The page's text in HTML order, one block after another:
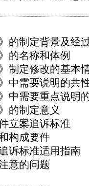
的制定背景及经
的名称和体例
制定修改的基本
中需要说明的共
中需要重点说明
的制定意义
立案追诉标准
构成要件
诉标准适用指南
意的问题